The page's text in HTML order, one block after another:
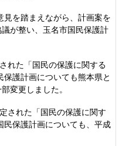
を踏まえながら、計画案を
が整い、玉名市国民保護計
れた「国民の保護に関する
護計画についても熊本県と
変更しました。
された「国民の保護に関す
民保護計画についても、平成